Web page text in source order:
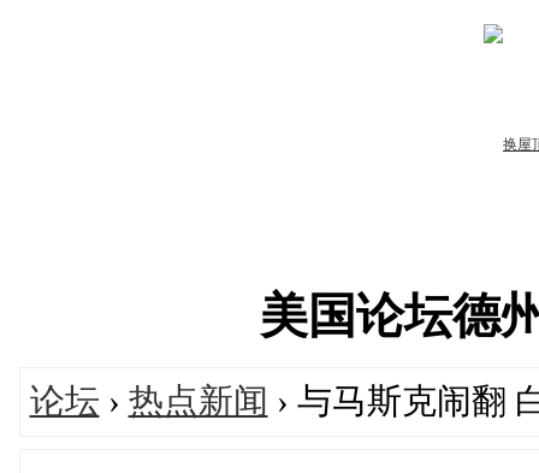
美国论坛德
论坛 › 热点新闻 › 与马斯克闹翻